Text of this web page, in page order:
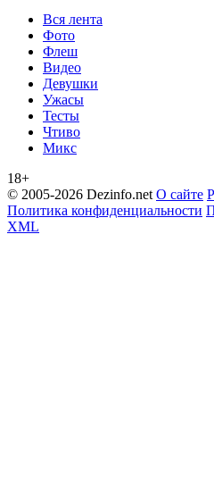
Вся лента
Фото
Флеш
Видео
Девушки
Ужасы
Тесты
Чтиво
Микс
18+
© 2005-2026 Dezinfo.net О сайте
Политика конфиденциальности
XML